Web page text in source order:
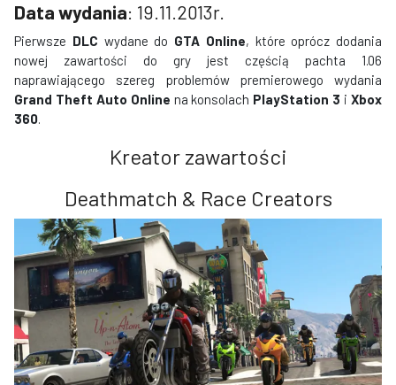
Data wydania: 19.11.2013r.
Pierwsze DLC wydane do GTA Online, które oprócz dodania
nowej zawartości do gry jest częścią pachta 1.06
naprawiającego szereg problemów premierowego wydania
Grand Theft Auto Online na konsolach PlayStation 3 iXbox
360.
Kreator zawartości
Deathmatch & Race Creators